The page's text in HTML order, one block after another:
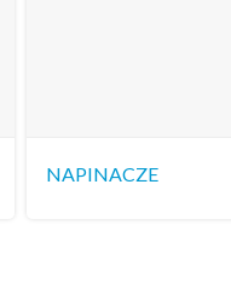
NAPINACZE